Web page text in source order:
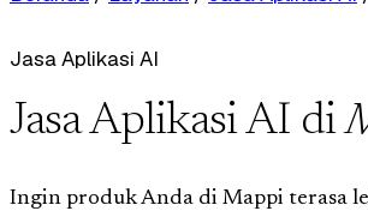
Jasa Aplikasi AI
Jasa Aplikasi AI di
Ingin produk Anda di Mappi terasa